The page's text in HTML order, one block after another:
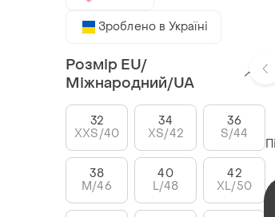
Зроблено в Україні
Розмір EU/
Міжнародний/UA
32
XXS/40
34
XS/42
36
S/44
38
M/46
40
L/48
42
XL/50